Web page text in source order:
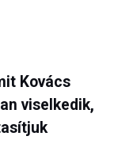
Kovács
viselkedik,